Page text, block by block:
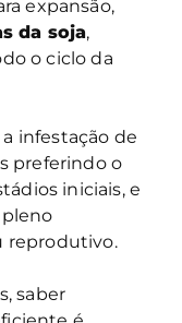
expansão,
da soja,
o ciclo da
infestação de
preferindo o
iniciais, e
reprodutivo.
saber